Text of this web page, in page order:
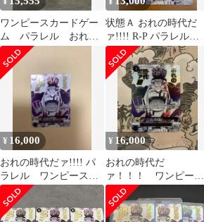
ワンピースカードゲー
ム パラレル おれの
時代だア!!!! OP09-096
状態Ａ おれの時代だ
ァ!!!! R-P パラレル
OP09-096 ワンピースカ
ード
¥ 16,000
おれの時代だァ!!!! パ
ラレル ワンピースカ
ード
¥ 16,000
おれの時代だ
ァ！！！ ワンピース
カード パラレル
OP09-096